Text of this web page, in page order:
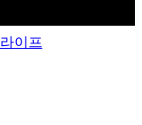
라이프